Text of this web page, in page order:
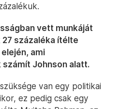
vett munkáját
százaléka ítélte
ami
Johnson alatt.
van egy politikai
ez pedig csak egy